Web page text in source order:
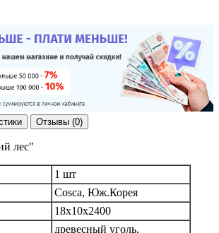
Отзывы (0)
лес"
1 шт
Cosca, Юж.Корея
18х10х2400
древесный уголь,